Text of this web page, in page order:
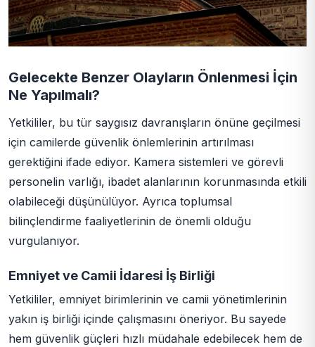
Gelecekte Benzer Olayların Önlenmesi İçin
Ne Yapılmalı?
Yetkililer, bu tür saygısız davranışların önüne geçilmesi
için camilerde güvenlik önlemlerinin artırılması
gerektiğini ifade ediyor. Kamera sistemleri ve görevli
personelin varlığı, ibadet alanlarının korunmasında etkili
olabileceği düşünülüyor. Ayrıca toplumsal
bilinçlendirme faaliyetlerinin de önemli olduğu
vurgulanıyor.
Emniyet ve Camii İdaresi İş Birliği
Yetkililer, emniyet birimlerinin ve camii yönetimlerinin
yakın iş birliği içinde çalışmasını öneriyor. Bu sayede
hem güvenlik güçleri hızlı müdahale edebilecek hem de